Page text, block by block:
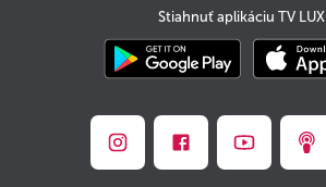
Stiahnuť aplikáciu TV LUX